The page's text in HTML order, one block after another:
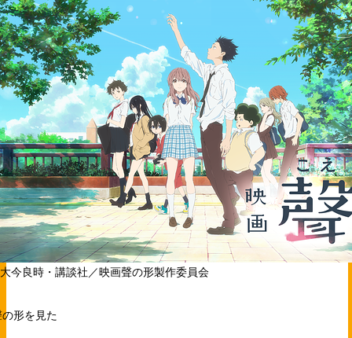
今良時・講談社／映画聲の形製作委員会
の形を見た